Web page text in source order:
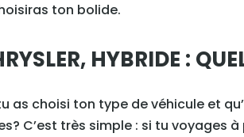
ton bolide.
HYBRIDE :
as choisi ton type de véhicule et
C’est très simple : si tu voyages